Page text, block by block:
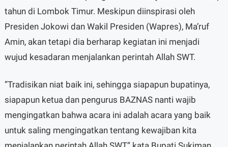
tahun di Lombok Timur. Meskipun diinspirasi oleh
Presiden Jokowi dan Wakil Presiden (Wapres), Ma’ruf
Amin, akan tetapi dia berharap kegiatan ini menjadi
wujud kesadaran menjalankan perintah Allah SWT.
”Tradisikan niat baik ini, sehingga siapapun bupatinya,
siapapun ketua dan pengurus BAZNAS nanti wajib
mengingatkan bahwa acara ini adalah acara yang baik
untuk saling mengingatkan tentang kewajiban kita